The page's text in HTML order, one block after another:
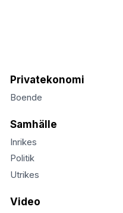
Privatekonomi
Boende
Samhälle
Inrikes
Politik
Utrikes
Video